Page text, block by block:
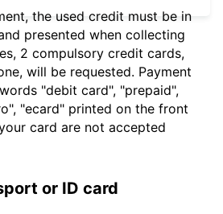
the used credit must be in
presented when collecting
2 compulsory credit cards,
will be requested. Payment
"debit card", "prepaid",
"ecard" printed on the front
card are not accepted
or ID card